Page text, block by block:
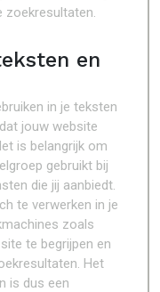
zoekresultaten.
en
in je teksten
jouw website
is belangrijk om
gebruikt bij
die jij aanbiedt.
te verwerken in je
zoals
te begrijpen en
Het
is dus een